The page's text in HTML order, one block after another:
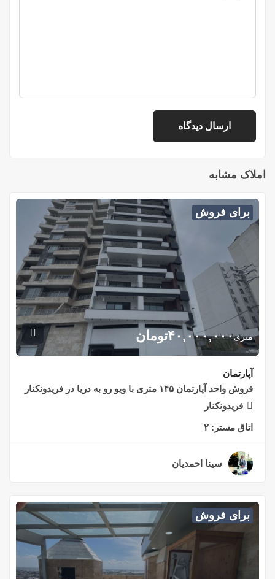
املاک مشابه
برای فروش
متری۴۰,۰۰۰,۰۰۰تومان
آپارتمان
فروش واحد آپارتمان ۱۴۵ متری با ویو رو به دریا در فریدونکنار
فریدونکنار
اتاق مستر: ۲
سینا احمدیان
برای فروش